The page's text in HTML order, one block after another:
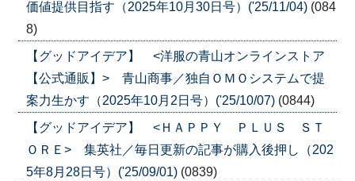
価値提供目指す（2025年10月30日号）('25/11/04) (084
8)
【グッドアイデア】 <洋服の青山オンラインストア
【公式通販】> 青山商事／独自ＯＭＯシステムで提
案力生かす（2025年10月2日号）('25/10/07) (0844)
【グッドアイデア】 <ＨＡＰＰＹ ＰＬＵＳ ＳＴ
ＯＲＥ> 集英社／毎日更新の記事が購入後押し（202
5年8月28日号）('25/09/01) (0839)